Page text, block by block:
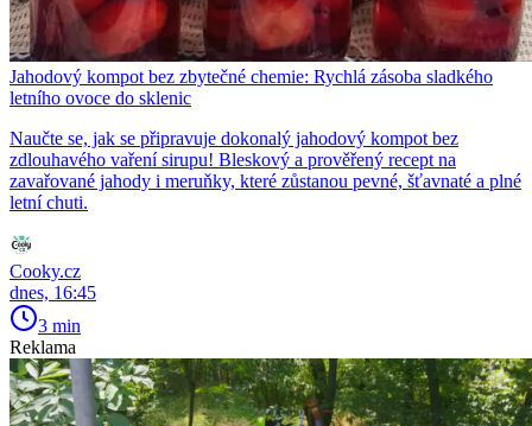
Jahodový kompot bez zbytečné chemie: Rychlá zásoba sladkého
letního ovoce do sklenic
Naučte se, jak se připravuje dokonalý jahodový kompot bez
zdlouhavého vaření sirupu! Bleskový a prověřený recept na
zavařované jahody i meruňky, které zůstanou pevné, šťavnaté a plné
letní chuti.
Cooky.cz
dnes, 16:45
3 min
Reklama